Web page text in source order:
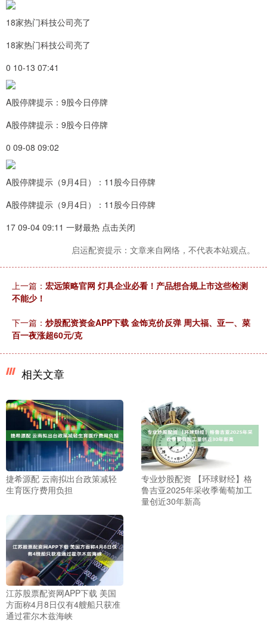
18家热门科技公司亮了
18家热门科技公司亮了
0 10-13 07:41
A股停牌提示：9股今日停牌
A股停牌提示：9股今日停牌
0 09-08 09:02
A股停牌提示（9月4日）：11股今日停牌
A股停牌提示（9月4日）：11股今日停牌
17 09-04 09:11 一财最热 点击关闭
启运配资提示：文章来自网络，不代表本站观点。
上一篇： 宏远策略官网 灯具企业必看！产品想合规上市这些检测
不能少！
下一篇： 炒股配资资金APP下载 金饰克价反弹 周大福、亚一、菜
百一夜涨超60元/克
相关文章
捷希源配 云南拟出台政策减轻
生育医疗费用负担
专业炒股配资 【环球财经】格
鲁吉亚2025年采收季葡萄加工
量创近30年新高
江苏股票配资网APP下载 美国
方面称4月8日仅有4艘船只获准
通过霍尔木兹海峡